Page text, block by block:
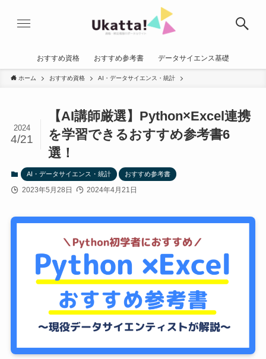
おすすめ資格 おすすめ参考書 データサイエンス基礎
ホーム おすすめ資格 AI・データサイエンス・統計
【AI講師厳選】Python×Excel連携
を学習できるおすすめ参考書6
選！
2024
4/21
AI・データサイエンス・統計 おすすめ参考書
2023年5月28日 2024年4月21日